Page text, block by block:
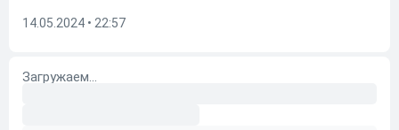
14.05.2024 • 22:57